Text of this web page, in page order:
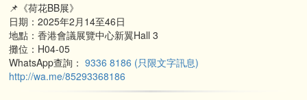
📌《荷花BB展》
日期：2025年2月14至46日
地點：香港會議展覽中心新翼Hall 3
攤位：H04-05
WhatsApp查詢： 9336 8186 (只限文字訊息)
http://wa.me/85293368186